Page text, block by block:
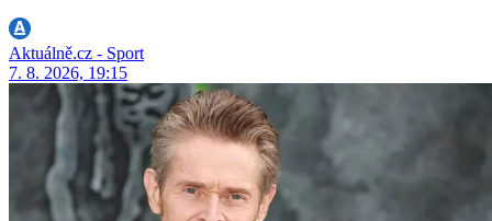
Aktuálně.cz - Sport
7. 8. 2026, 19:15